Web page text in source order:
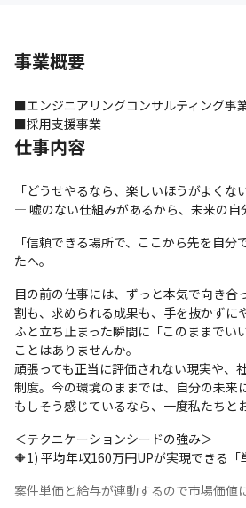
事業概要
■エンジニアリングコンサルティング事
■採用支援事業
仕事内容
「どうせやるなら、楽しいほうがよくな
― 嘘のない仕組みがあるから、未来の自
「信頼できる場所で、ここから先を自分
たへ。
目の前の仕事には、ずっと本気で向き合
割も、求められる成果も、手を抜かずに
ふと立ち止まった瞬間に「このままでい
ことはありませんか。
頑張っても正当に評価されない現実や、
制度。今の環境のままでは、自分の未来
もしそう感じているなら、一度私たちと
＜テクニケーションシードの強み＞
🔶1) 平均年収160万円UPが実現できる「
案件単価と給与が連動するので市場価値